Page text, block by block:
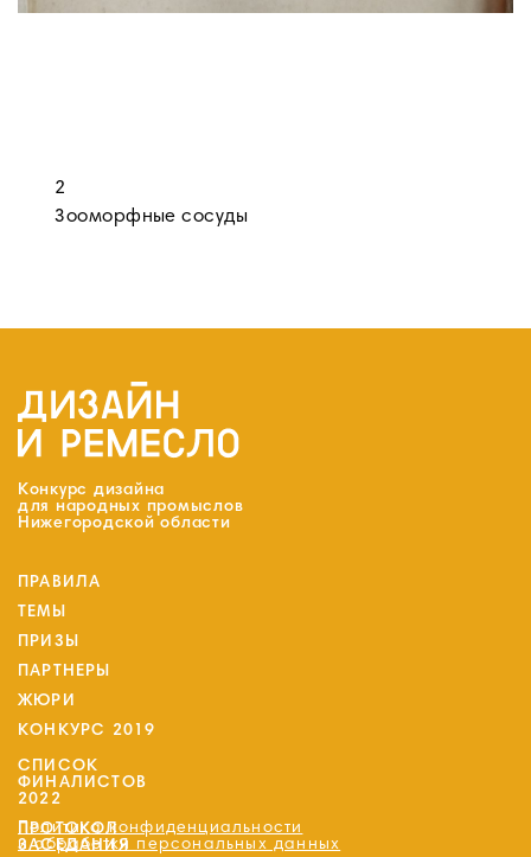
2
Зооморфные сосуды
Конкурс дизайна
для народных промыслов
Нижегородской области
ПРАВИЛА
ТЕМЫ
ПРИЗЫ
ПАРТНЕРЫ
ЖЮРИ
КОНКУРС 2019
СПИСОК
ФИНАЛИСТОВ
2022
ПРОТОКОЛ
ЗАСЕДАНИЯ
Политика конфиденциальности
и обработки персональных данных